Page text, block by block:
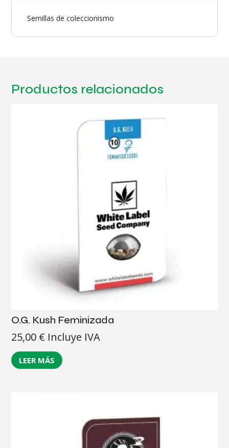
Semillas de coleccionismo
Productos relacionados
O.G. Kush Feminizada
25,00 € Incluye IVA
LEER MÁS